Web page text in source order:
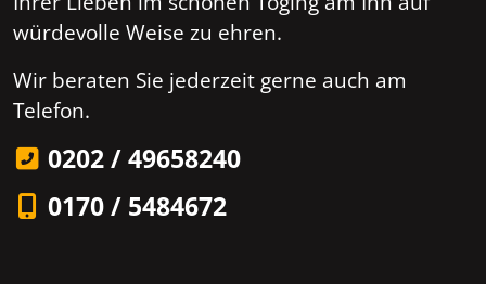
würdevolle Weise zu ehren.
Wir beraten Sie jederzeit gerne auch am
Telefon.
0202 / 49658240
0170 / 5484672